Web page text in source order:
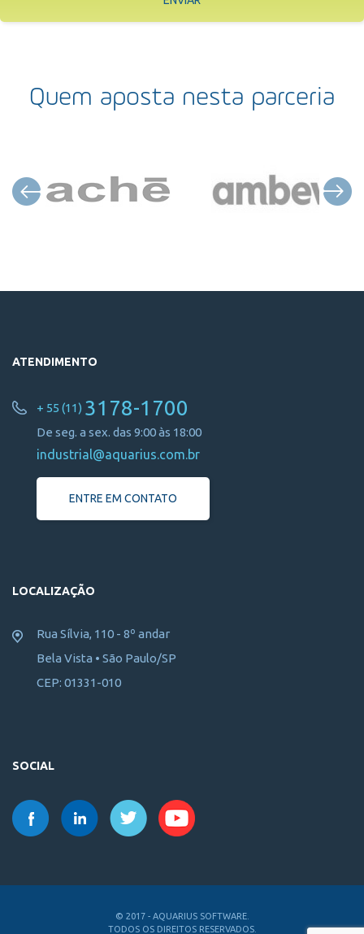
Quem aposta nesta parceria
ATENDIMENTO
+ 55 (11) 3178-1700
De seg. a sex. das 9:00 às 18:00
industrial@aquarius.com.br
ENTRE EM CONTATO
LOCALIZAÇÃO
Rua Sílvia, 110 - 8º andar
Bela Vista • São Paulo/SP
CEP: 01331-010
SOCIAL
© 2017 - AQUARIUS SOFTWARE.
TODOS OS DIREITOS RESERVADOS.